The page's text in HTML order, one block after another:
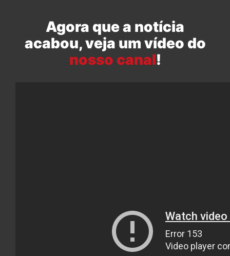
Agora que a notícia
acabou, veja um vídeo do
nosso canal!